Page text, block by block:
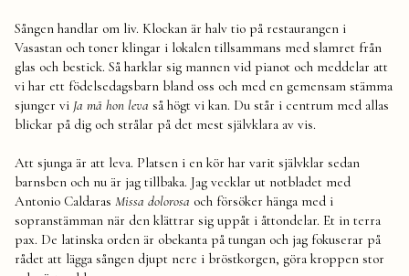
Sången handlar om liv. Klockan är halv tio på restaurangen i
Vasastan och toner klingar i lokalen tillsammans med slamret från
glas och bestick. Så harklar sig mannen vid pianot och meddelar att
vi har ett födelsedagsbarn bland oss och med en gemensam stämma
sjunger vi Ja må hon leva så högt vi kan. Du står i centrum med allas
blickar på dig och strålar på det mest självklara av vis.
Att sjunga är att leva. Platsen i en kör har varit självklar sedan
barnsben och nu är jag tillbaka. Jag vecklar ut notbladet med
Antonio Caldaras Missa dolorosa och försöker hänga med i
sopranstämman när den klättrar sig uppåt i åttondelar. Et in terra
pax. De latinska orden är obekanta på tungan och jag fokuserar på
rådet att lägga sången djupt nere i bröstkorgen, göra kroppen stor